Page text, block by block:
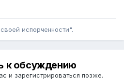
испорченности".
к обсуждению
и зарегистрироваться позже.